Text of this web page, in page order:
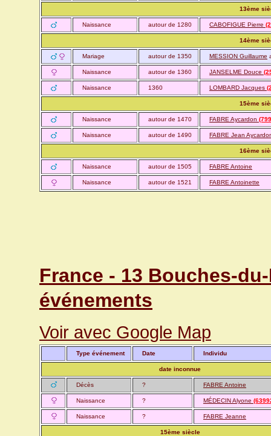
13ème
Naissance autour de 1280 CABOFIGUE Pierre
14ème
Mariage autour de 1350 MESSION Guillaume
Naissance autour de 1360 JANSELME Douce
Naissance 1360 LOMBARD Jacques
15ème
Naissance autour de 1470 FABRE Aycardon
Naissance autour de 1490 FABRE Jean
16ème
Naissance autour de 1505 FABRE Antoine
Naissance autour de 1521 FABRE Antoinette
France - 13 Bouches-
événements
Voir avec Google Map
Type événement Date Individu
date inconnue
Décès ? FABRE Antoine
Naissance ? MÉDECIN Alyone
Naissance ? FABRE Jeanne
15ème siècle